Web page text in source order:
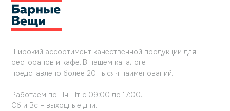
Широкий ассортимент качественной продукции для
ресторанов и кафе. В нашем каталоге
представлено более 20 тысяч наименований.
Работаем по Пн-Пт с 09:00 до 17:00.
Сб и Вс – выходные дни.